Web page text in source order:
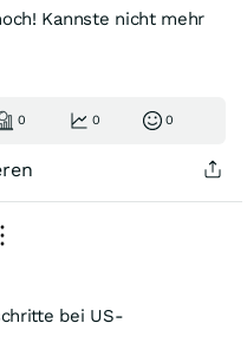
Kannste nicht mehr
0 0 0
bei US-